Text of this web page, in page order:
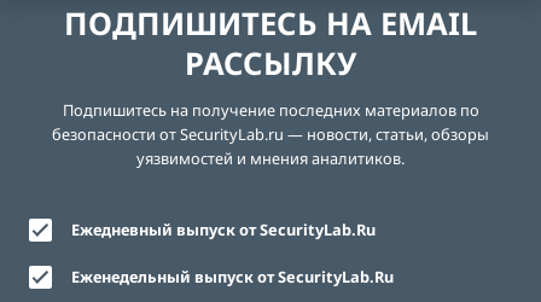
ПОДПИШИТЕСЬ НА EMAIL
РАССЫЛКУ
Подпишитесь на получение последних материалов по
безопасности от SecurityLab.ru — новости, статьи, обзоры
уязвимостей и мнения аналитиков.
Ежедневный выпуск от SecurityLab.Ru
Еженедельный выпуск от SecurityLab.Ru